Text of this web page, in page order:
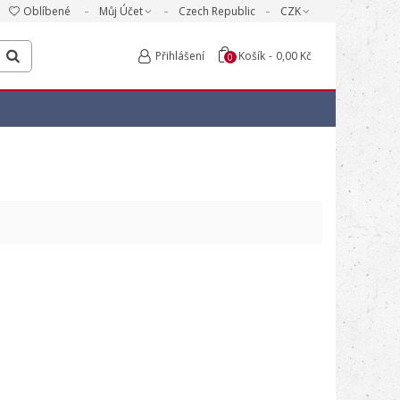
Oblíbené Můj Účet Czech Republic CZK
Přihlášení 0 Košík - 0,00 Kč